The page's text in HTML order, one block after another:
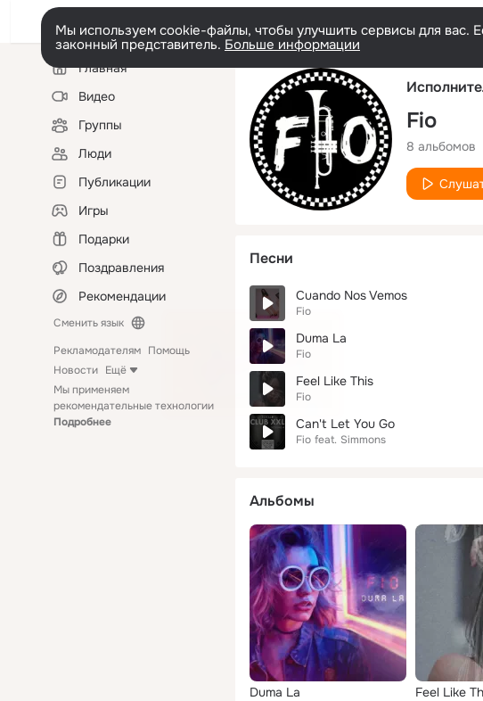
Мы используем cookie-файлы, чтобы улучшить сервисы для вас.
законный представитель. Больше информации
Левая
колонкаГлавная
Видео
Группы
Люди
Публикации
Игры
Подарки
Поздравления
Рекомендации
Сменить язык
Рекламодателям Помощь
Новости Ещё
Мы применяем
рекомендательные технологии
Подробнее
Fio
8 альбомов
Песни
Cuando Nos Vemos
Fio
Duma La
Fio
Feel Like This
Fio
Can't Let You Go
Fio feat. Simmons
Альбомы
Duma La Feel Like